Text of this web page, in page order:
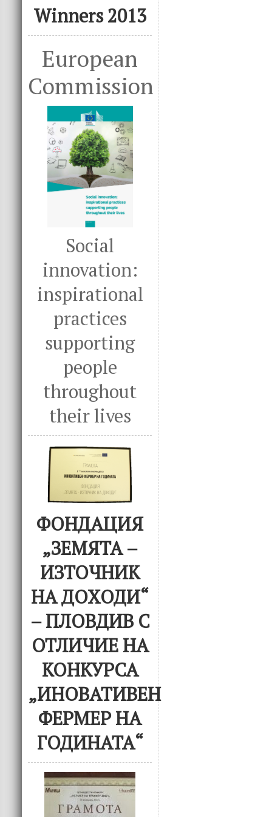
Winners 2013
European
Commission
Social
innovation:
inspirational
practices
supporting
people
throughout
their lives
ФОНДАЦИЯ
„ЗЕМЯТА –
ИЗТОЧНИК
НА ДОХОДИ“
– ПЛОВДИВ С
ОТЛИЧИЕ НА
КОНКУРСА
„ИНОВАТИВЕН
ФЕРМЕР НА
ГОДИНАТА“